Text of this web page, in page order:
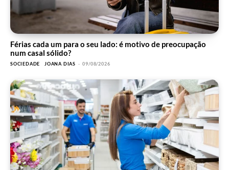
Férias cada um para o seu lado: é motivo de preocupação
num casal sólido?
SOCIEDADE JOANA DIAS - 09/08/2026